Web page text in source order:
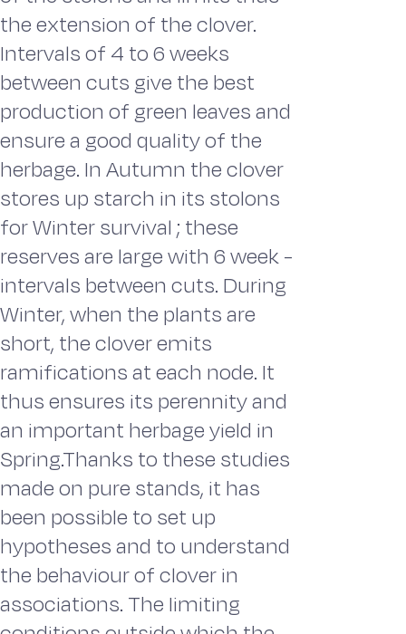
the extension of the clover.
Intervals of 4 to 6 weeks
between cuts give the best
production of green leaves and
ensure a good quality of the
herbage. In Autumn the clover
stores up starch in its stolons
for Winter survival ; these
reserves are large with 6 week -
intervals between cuts. During
Winter, when the plants are
short, the clover emits
ramifications at each node. It
thus ensures its perennity and
an important herbage yield in
Spring.Thanks to these studies
made on pure stands, it has
been possible to set up
hypotheses and to understand
the behaviour of clover in
associations. The Iimiting